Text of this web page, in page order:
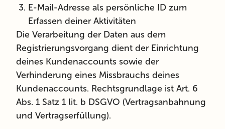
E-Mail-Adresse als persönliche ID zum
Erfassen deiner Aktivitäten
Die Verarbeitung der Daten aus dem
Registrierungsvorgang dient der Einrichtung
deines Kundenaccounts sowie der
Verhinderung eines Missbrauchs deines
Kundenaccounts. Rechtsgrundlage ist Art. 6
Abs. 1 Satz 1 lit. b DSGVO (Vertragsanbahnung
und Vertragserfüllung).